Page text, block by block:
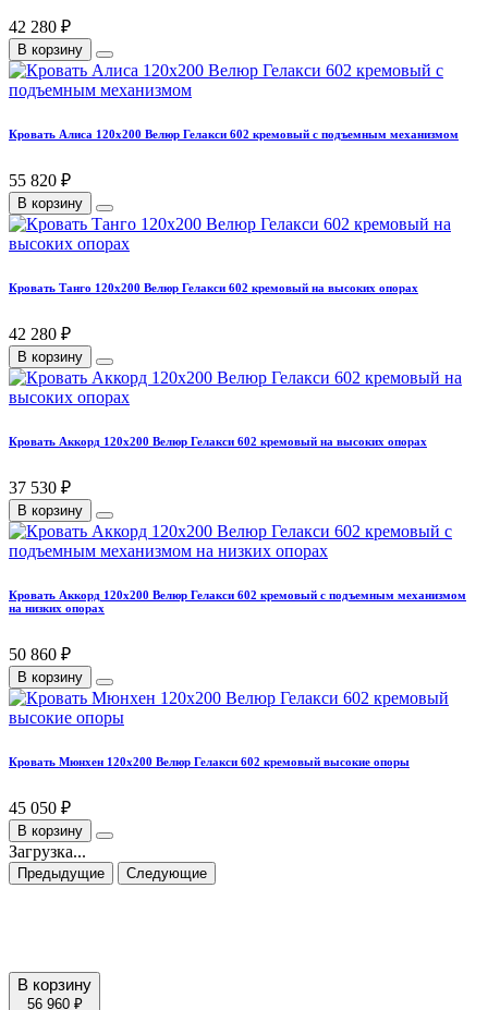
42 280 ₽
В корзину
Кровать Алиса 120х200 Велюр Гелакси 602 кремовый с подъемным механизмом
55 820 ₽
В корзину
Кровать Танго 120х200 Велюр Гелакси 602 кремовый на высоких опорах
42 280 ₽
В корзину
Кровать Аккорд 120х200 Велюр Гелакси 602 кремовый на высоких опорах
37 530 ₽
В корзину
Кровать Аккорд 120х200 Велюр Гелакси 602 кремовый с подъемным механизмом
на низких опорах
50 860 ₽
В корзину
Кровать Мюнхен 120х200 Велюр Гелакси 602 кремовый высокие опоры
45 050 ₽
В корзину
Загрузка...
Предыдущие Следующие
В корзину
56 960 ₽